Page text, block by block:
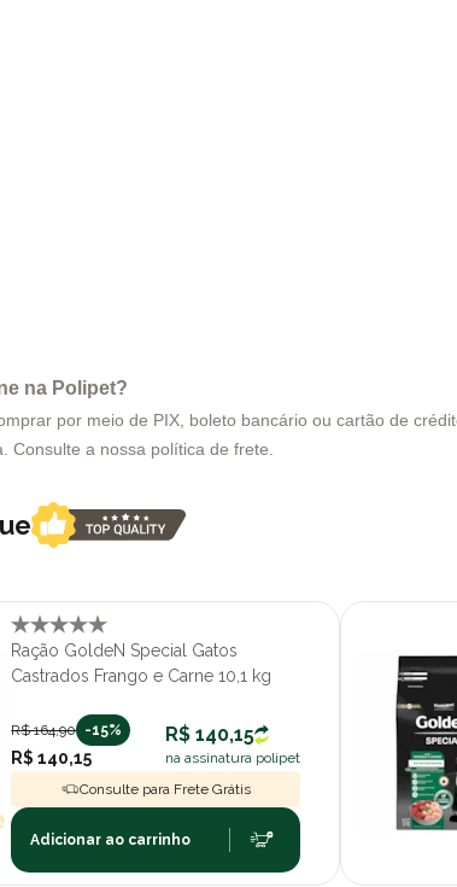
na Polipet?
por meio de PIX, boleto bancário ou cartão de
Consulte a nossa política de frete.
Ração GoldeN Special Gatos
Castrados Frango e Carne 10,1 kg
R$ 164,90 -15%
R$ 140,15
R$ 140,15
na assinatura polipet
Consulte para Frete Grátis
Adicionar ao carrinho